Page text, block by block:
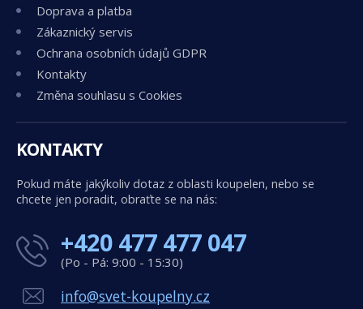
Doprava a platba
Zákaznický servis
Ochrana osobních údajů GDPR
Kontakty
Změna souhlasu s Cookies
KONTAKTY
Pokud máte jakýkoliv dotaz z oblasti koupelen, nebo se
chcete jen poradit, obraťte se na nás:
+420 477 477 047
(Po - Pá: 9:00 - 15:30)
info@svet-koupelny.cz